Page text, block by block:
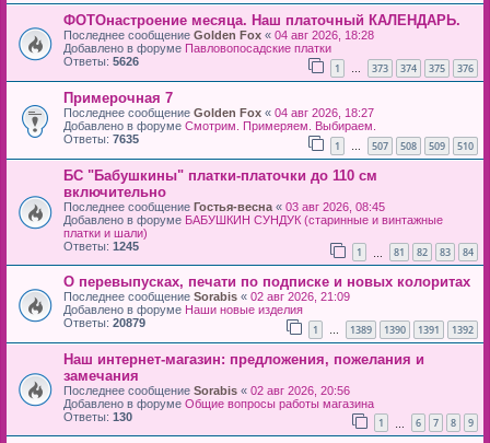
ФОТОнастроение месяца. Наш платочный КАЛЕНДАРЬ.
Последнее сообщение Golden Fox « 04 авг 2026, 18:28
Добавлено в форуме Павловопосадские платки
Ответы: 5626 1 … 373 374 375 376
Примерочная 7
Последнее сообщение Golden Fox « 04 авг 2026, 18:27
Добавлено в форуме Смотрим. Примеряем. Выбираем.
Ответы: 7635 1 507 508 509 510
БС "Бабушкины" платки-платочки до 110 см
включительно
Последнее сообщение Гостья-весна « 03 авг 2026, 08:45
Добавлено в форуме БАБУШКИН СУНДУК (старинные и винтажные
платки и шали)
Ответы: 1245 1 81 82 83 84
О перевыпусках, печати по подписке и новых колоритах
Последнее сообщение Sorabis « 02 авг 2026, 21:09
Добавлено в форуме Наши новые изделия
Ответы: 20879 1 … 1389 1390 1391 1392
Наш интернет-магазин: предложения, пожелания и
замечания
Последнее сообщение Sorabis « 02 авг 2026, 20:56
Добавлено в форуме Общие вопросы работы магазина
Ответы: 130 1 6 7 8 9